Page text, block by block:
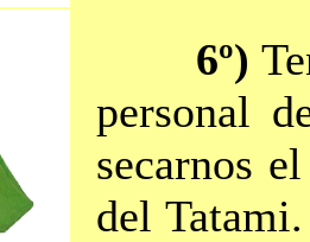
6º)
personal
secarnos
del